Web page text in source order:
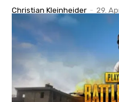
Christian Kleinheider - 29.